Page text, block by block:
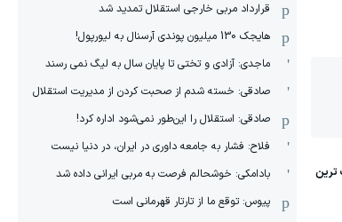
قرارداد مربی خارجی استقلال تمدید شد
هایجک 130 میلیون پوندی آرسنال به لیورپول!
ماجدی: آزادی و تختی تا پایان سال به لیگ نمی رسند
صادقی: خسته شدم از صحبت کردن از مدیریت استقلال
صادقی: استقلال را این‌طور نمی‌شود اداره کرد!
فلاح: فشار به جامعه داوری در ایران، در دنیا نیست
بادامکی: خوشحالم فرصت به مربی ایرانی داده شد
پیوس: توقع ما از تارتار قهرمانی است